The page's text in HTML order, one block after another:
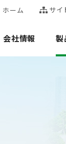
ホーム サイ
会社情報 製